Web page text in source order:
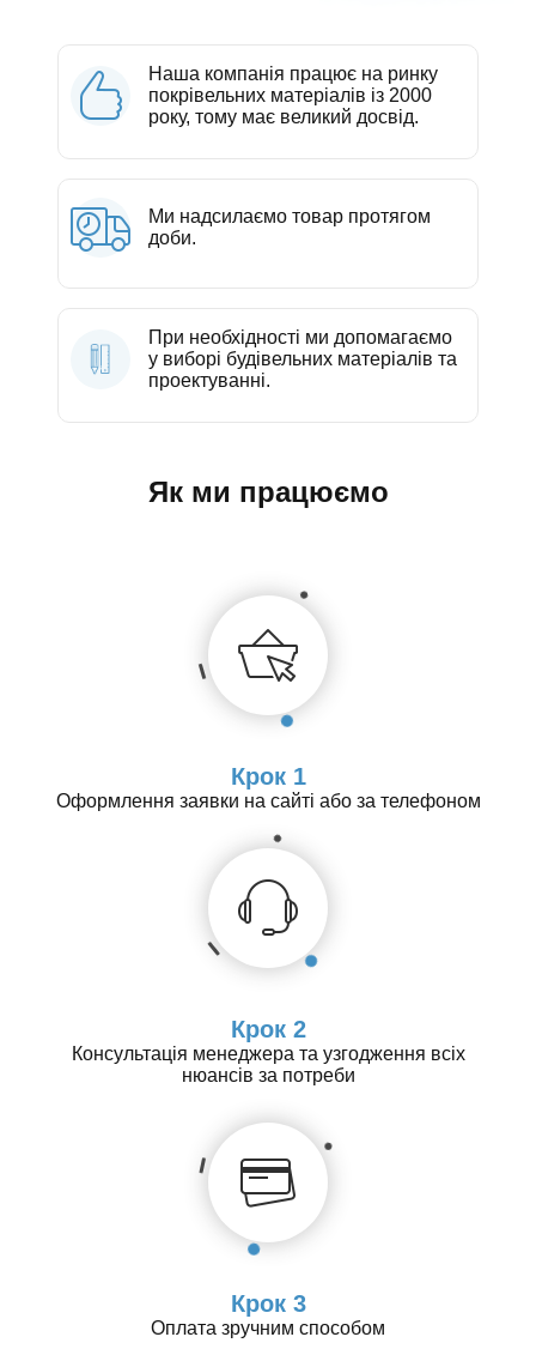
Наша компанія працює на ринку
покрівельних матеріалів із 2000
року, тому має великий досвід.
Ми надсилаємо товар протягом
доби.
При необхідності ми допомагаємо
у виборі будівельних матеріалів та
проектуванні.
Як ми працюємо
Крок 1
Оформлення заявки на сайті або за телефоном
Крок 2
Консультація менеджера та узгодження всіх
нюансів за потреби
Крок 3
Оплата зручним способом